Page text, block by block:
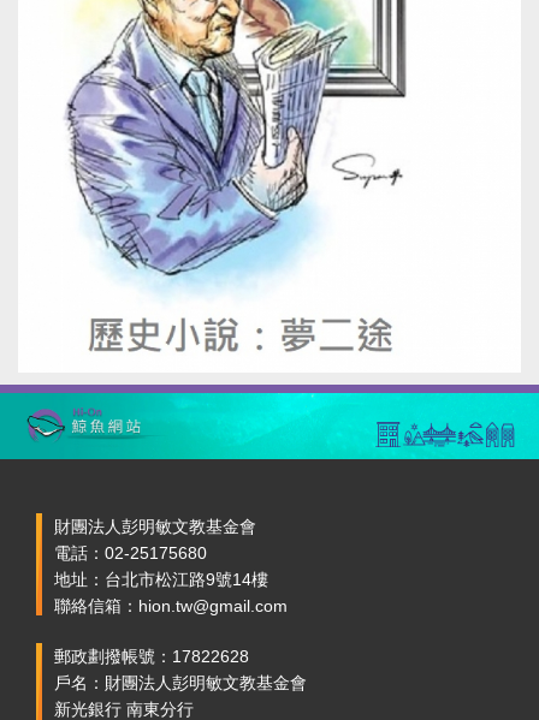
財團法人彭明敏文教基金會
電話：02-25175680
地址：台北市松江路9號14樓
聯絡信箱：hion.tw@gmail.com
郵政劃撥帳號：17822628
戶名：財團法人彭明敏文教基金會
新光銀行 南東分行